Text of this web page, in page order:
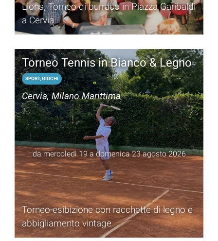
Lions, Torneo di burraco in Piazza Garibaldi
a Cervia
Torneo Tennis in Bianco & Legno
SPORT, GIOCHI
Cervia, Milano Marittima
da mercoledì 19 a domenica 23 agosto 2026
Torneo-esibizione con racchette di legno e
abbigliamento vintage